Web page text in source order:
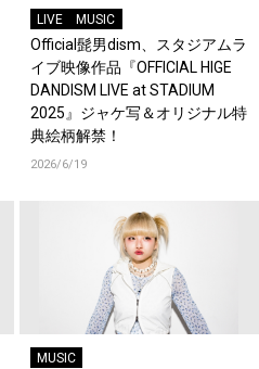
LIVE MUSIC
Official髭男dism、スタジアムラ
イブ映像作品『OFFICIAL HIGE
DANDISM LIVE at STADIUM
2025』ジャケ写＆オリジナル特
典絵柄解禁！
2026/6/19
MUSIC